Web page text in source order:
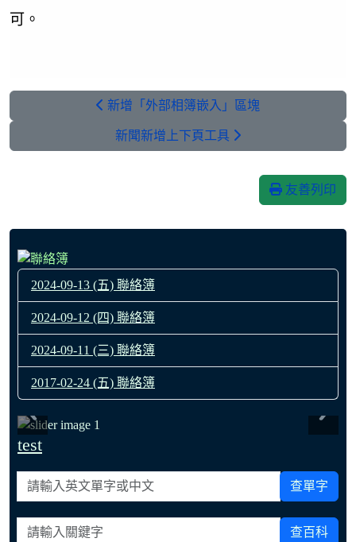
可。
新增「外部相簿嵌入」區塊
新聞新增上下頁工具
友善列印
2024-09-13 (五) 聯絡簿
2024-09-12 (四) 聯絡簿
2024-09-11 (三) 聯絡簿
2017-02-24 (五) 聯絡簿
test
請輸入英文單字或中文 查單字
請輸入關鍵字 查百科